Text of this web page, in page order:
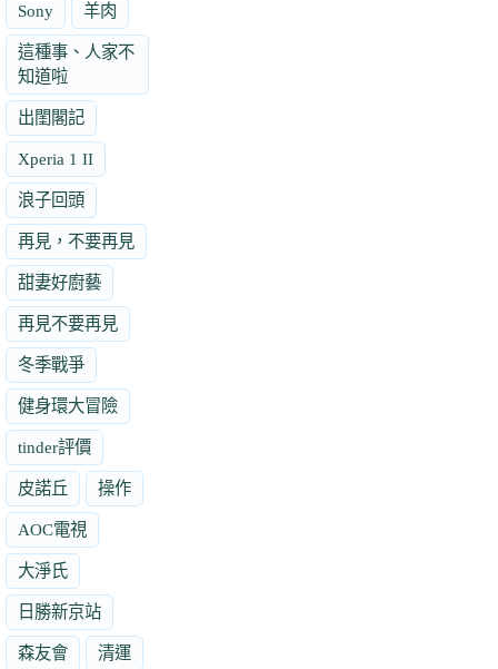
Sony 羊肉
這種事、人家不
知道啦
出閨閣記
Xperia 1 II
浪子回頭
再見，不要再見
甜妻好廚藝
再見不要再見
冬季戰爭
健身環大冒險
tinder評價
皮諾丘 操作
AOC電視
大淨氏
日勝新京站
森友會 清運